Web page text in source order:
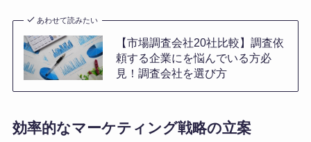
あわせて読みたい
【市場調査会社20社比較】調査依
頼する企業にを悩んでいる方必
見！調査会社を選び方
効率的なマーケティング戦略の立案